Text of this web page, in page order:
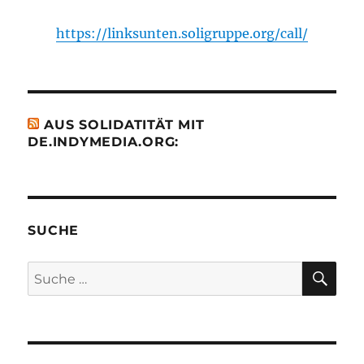
https://linksunten.soligruppe.org/call/
AUS SOLIDATITÄT MIT
DE.INDYMEDIA.ORG:
SUCHE
Suche
nach: